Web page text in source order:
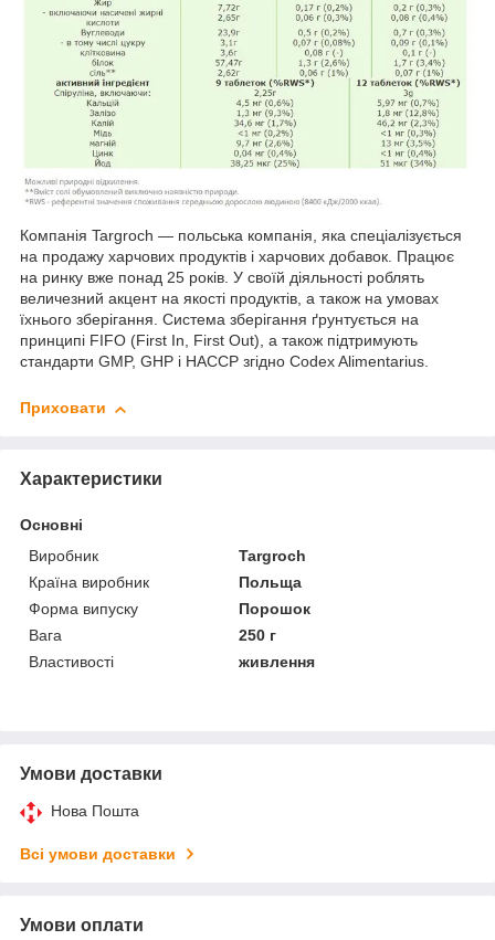
Компанія Targroch — польська компанія, яка спеціалізується
на продажу харчових продуктів і харчових добавок. Працює
на ринку вже понад 25 років. У своїй діяльності роблять
величезний акцент на якості продуктів, а також на умовах
їхнього зберігання. Система зберігання ґрунтується на
принципі FIFO (First In, First Out), а також підтримують
стандарти GMP, GHP і HACCP згідно Codex Alimentarius.
Приховати
Характеристики
Основні
Виробник
Targroch
Країна виробник
Польща
Форма випуску
Порошок
Вага
250 г
Властивості
живлення
Умови доставки
Нова Пошта
Всі умови доставки
Умови оплати